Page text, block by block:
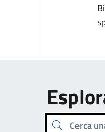
Cerca una parola chiave